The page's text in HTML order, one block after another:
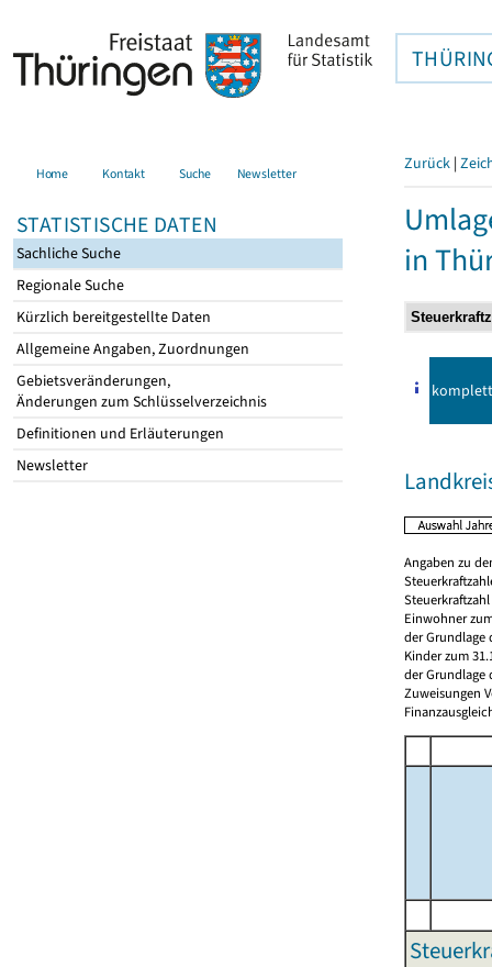
Home Kontakt Suche Newsletter
STATISTISCHE DATEN
Sachliche Suche
Regionale Suche
Kürzlich bereitgestellte Daten
Allgemeine Angaben, Zuordnungen
Gebietsveränderungen,
Änderungen zum Schlüsselverzeichnis
Definitionen und Erläuterungen
Newsletter
Zurück |
in
komplett
Angaben zu
Einwohner
der Grundlage
Kinder zum
der Grundlage
Zuweisungen